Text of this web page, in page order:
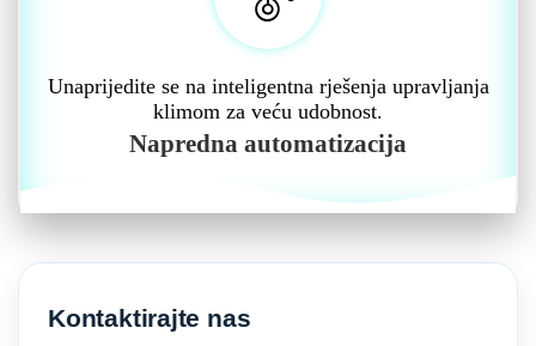
Unaprijedite se na inteligentna rješenja upravljanja
klimom za veću udobnost.
Napredna automatizacija
Kontaktirajte nas